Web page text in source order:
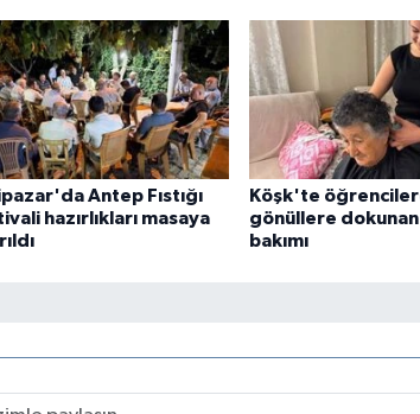
Antep Fıstığı
hazırlıkları masaya
Köşk'te
gönüllere dokunan
bakımı